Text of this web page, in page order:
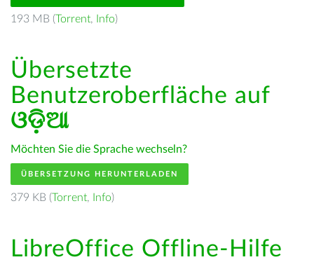
193 MB (Torrent, Info)
Übersetzte
Benutzeroberfläche auf
ଓଡ଼ିଆ
Möchten Sie die Sprache wechseln?
ÜBERSETZUNG HERUNTERLADEN
379 KB (Torrent, Info)
LibreOffice Offline-Hilfe